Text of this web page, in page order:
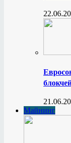
Майнинг